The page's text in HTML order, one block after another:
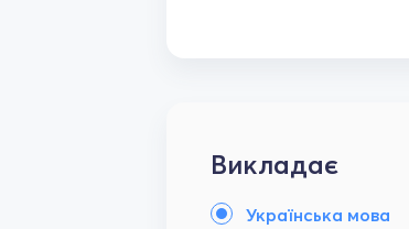
Викладає
Українська мова